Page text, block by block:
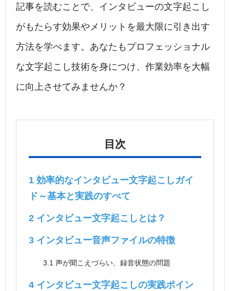
記事を読むことで、インタビューの文字起こし
がもたらす効果やメリットを最大限に引き出す
方法を学べます。あなたもプロフェッショナル
な文字起こし技術を身につけ、作業効率を大幅
に向上させてみませんか？
目次
1 効率的なインタビュー文字起こしガイ
ド～基本と実践のすべて
2 インタビュー文字起こしとは？
3 インタビュー音声ファイルの特徴
3.1 声が聞こえづらい、録音状態の問題
4 インタビュー文字起こしの実践ポイン